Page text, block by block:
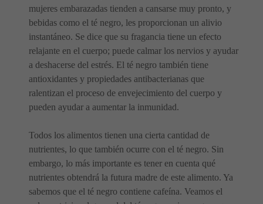
mujeres embarazadas tienden a cansarse muy pronto, y
bebidas como el té negro, les proporcionan un alivio
instantáneo. Se dice que su fragancia tiene un efecto
relajante en el cuerpo; puede calmar los nervios y ayudar
a deshacerse del estrés. El té negro también tiene
antioxidantes y propiedades antibacterianas que
ralentizan el proceso de envejecimiento del cuerpo y
pueden ayudar a aumentar la inmunidad.
Todos los alimentos tienen una cierta cantidad de
nutrientes, lo que también ocurre con el té negro. Sin
embargo, lo más importante es tener en cuenta qué
nutrientes obtendrá la futura madre de este alimento. Ya
sabemos que el té negro contiene cafeína. Veamos el